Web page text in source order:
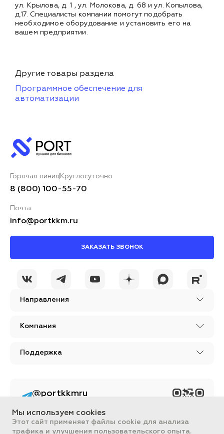
ул. Крылова, д. 1 , ул. Молокова, д. 68 и ул. Копылова,
д.17. Специалисты компании помогут подобрать
необходимое оборудование и установить его на
вашем предприятии.
Другие товары раздела
Программное обеспечение для
автоматизации
Направления
Компания
Поддержка
Горячая линия Круглосуточно
8 (800) 100-55-70
Почта
info@portkkm.ru
ЗАКАЗАТЬ ЗВОНОК
@portkkmru
контент PORT - бизнес
портал
Мы используем cookies
Этот сайт применяет файлы cookie для анализа
трафика и улучшения пользовательского опыта.